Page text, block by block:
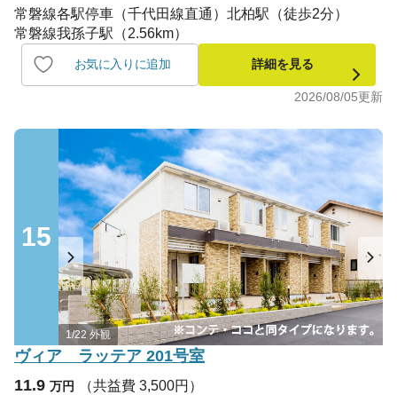
常磐線各駅停車（千代田線直通）北柏駅（徒歩2分）
常磐線我孫子駅（2.56km）
お気に入りに追加 詳細を見る
2026/08/05更新
15
1/22 外観
ヴィア ラッテア 201号室
11.9 万円 （共益費 3,500円）